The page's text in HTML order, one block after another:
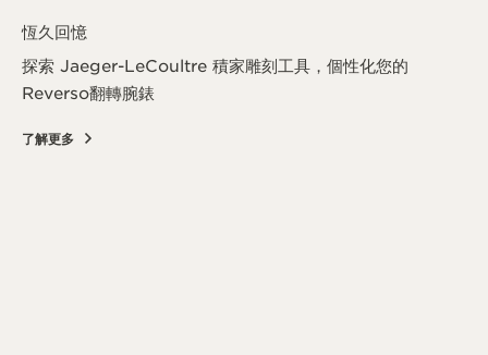
恆久回憶
探索 Jaeger-LeCoultre 積家雕刻工具，個性化您的
Reverso翻轉腕錶
了解更多